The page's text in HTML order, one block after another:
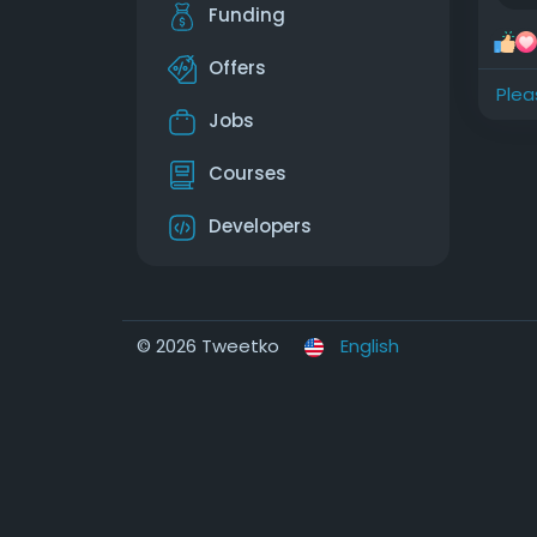
Funding
Offers
Jobs
Courses
Developers
© 2026 Tweetko English